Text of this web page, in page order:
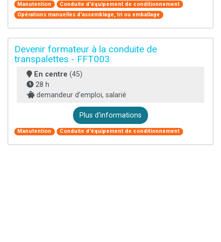
Manutention
Conduite d'équipement de conditionnement
Opérations manuelles d'assemblage, tri ou emballage
Devenir formateur à la conduite de
transpalettes - FFT003
En centre (45)
28 h
demandeur d’emploi, salarié
Plus d'informations
Manutention Conduite d'équipement de conditionnement